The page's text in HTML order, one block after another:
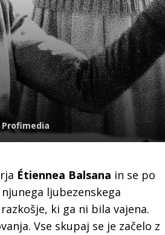
Profimedia
Étiennea Balsana in se po
ljubezenskega
ki ga ni bila vajena.
Vse skupaj se je začelo z